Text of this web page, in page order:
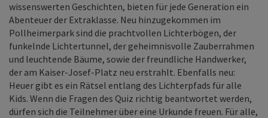
wissenswerten Geschichten, bieten für jede Generation ein
Abenteuer der Extraklasse. Neu hinzugekommen im
Pollheimerpark sind die prachtvollen Lichterbögen, der
funkelnde Lichtertunnel, der geheimnisvolle Zauberrahmen
und leuchtende Bäume, sowie der freundliche Handwerker,
der am Kaiser-Josef-Platz neu erstrahlt. Ebenfalls neu:
Heuer gibt es ein Rätsel entlang des Lichterpfads für alle
Kids. Wenn die Fragen des Quiz richtig beantwortet werden,
dürfen sich die Teilnehmer über eine Urkunde freuen. Für alle,